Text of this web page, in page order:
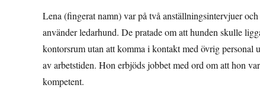
Lena (fingerat namn) var på två anställningsintervjuer och
använder ledarhund. De pratade om att hunden skulle
kontorsrum utan att komma i kontakt med övrig personal
av arbetstiden. Hon erbjöds jobbet med ord om att hon
kompetent.